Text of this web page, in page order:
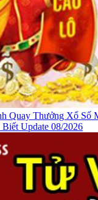
Quay Thưởng Xổ Số
Update 08/2026